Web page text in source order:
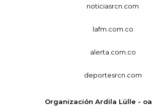
noticiasrcn.com
lafm.com.co
alerta.com.co
deportesrcn.com
Organización Ardila Lülle -